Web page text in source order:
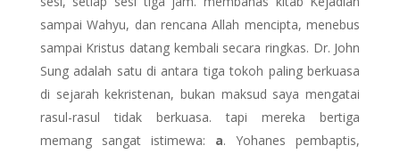
sampai Wahyu, dan rencana Allah mencipta, menebus
sampai Kristus datang kembali secara ringkas. Dr. John
Sung adalah satu di antara tiga tokoh paling berkuasa
di sejarah kekristenan, bukan maksud saya mengatai
rasul-rasul tidak berkuasa. tapi mereka bertiga
memang sangat istimewa: a. Yohanes pembaptis,